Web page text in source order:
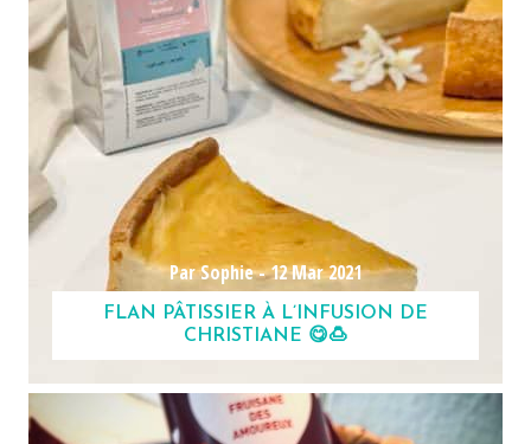
Par Sophie -12 Mar 2021
FLAN PÂTISSIER À L’INFUSION DE
CHRISTIANE 😋🍮